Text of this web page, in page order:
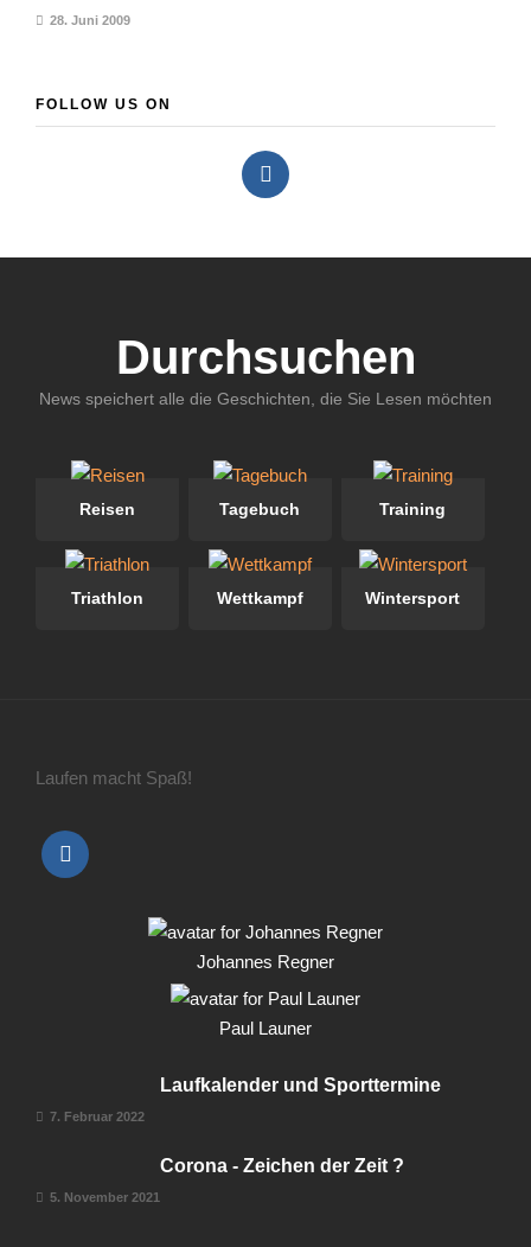
28. Juni 2009
FOLLOW US ON
Durchsuchen
News speichert alle die Geschichten, die Sie Lesen möchten
Reisen Tagebuch Training
Triathlon Wettkampf Wintersport
Laufen macht Spaß!
Johannes Regner
Paul Launer
Laufkalender und Sporttermine
7. Februar 2022
Corona - Zeichen der Zeit ?
5. November 2021